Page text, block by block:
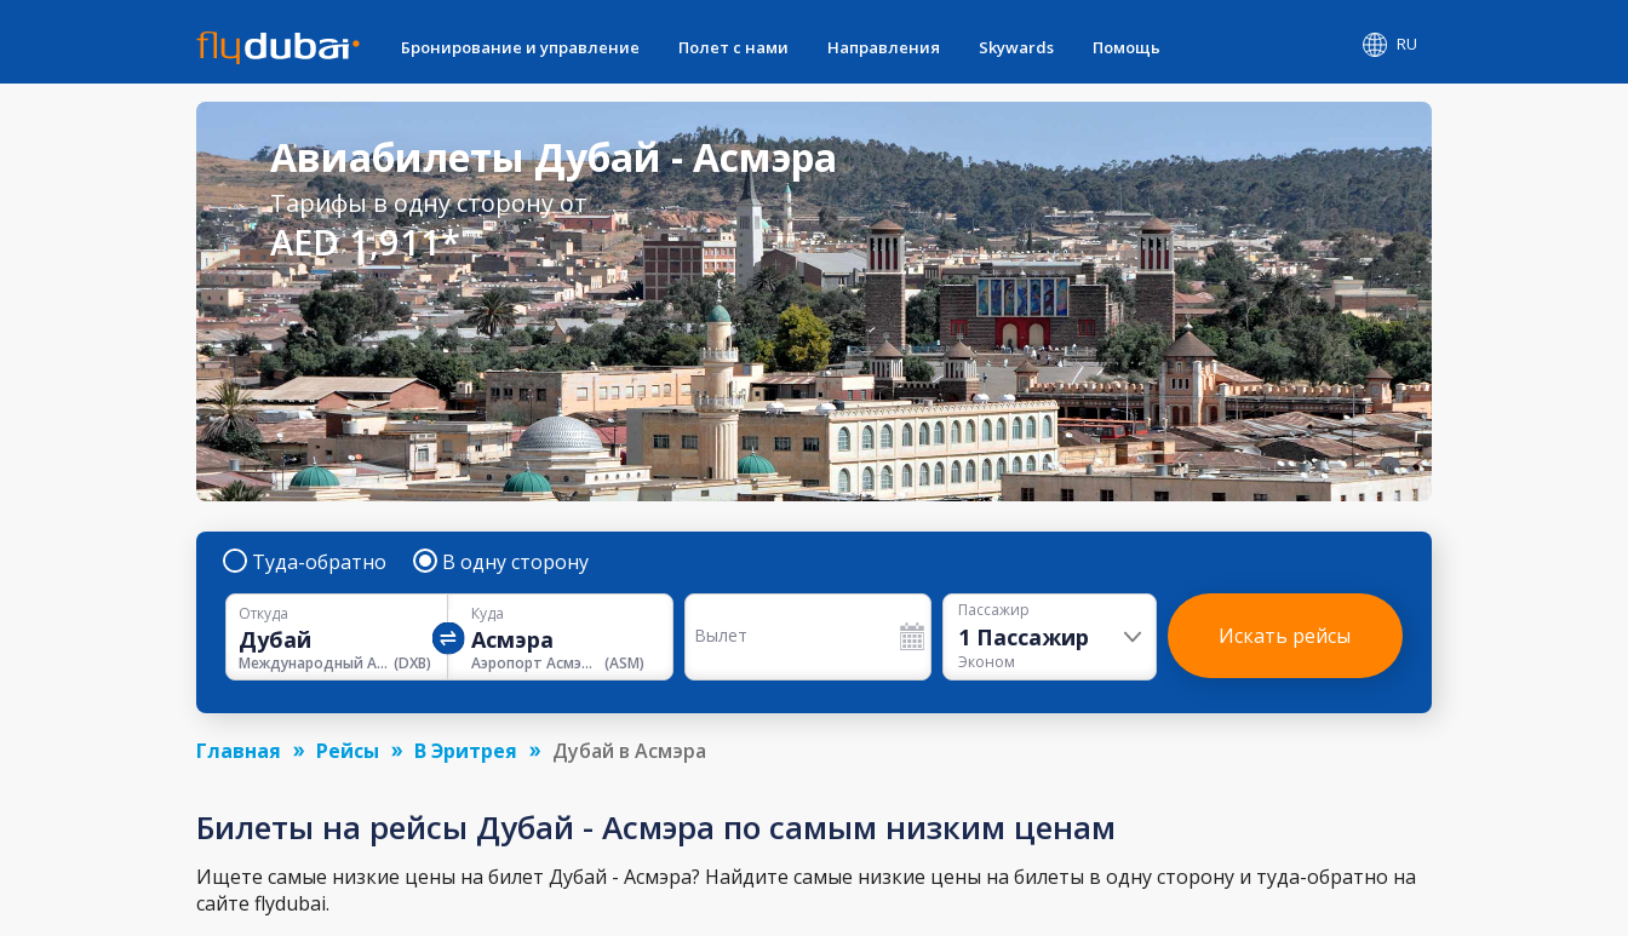
Бронирование и управление Полет с нами Направления Skywards Помощь RU
Авиабилеты Дубай - Асмэра
Тарифы в одну сторону от
AED 1,911*
Туда-обратно В одну сторону
Откуда
Международный Аэропорт Дубая (DXB)
Куда
Аэропорт Асмэры (ASM)
Вылет
Пассажир
1 Пассажир
Эконом
Искать рейсы
Главная Рейсы В Эритрея Дубай в Асмэра
Билеты на рейсы Дубай - Асмэра по самым низким ценам
Ищете самые низкие цены на билет Дубай - Асмэра? Найдите самые низкие цены на билеты в одну сторону и туда-обратно на
сайте flydubai.